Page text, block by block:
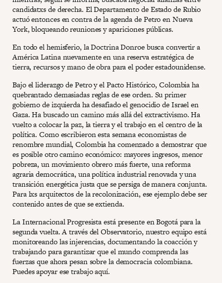
candidatxs de derecha. El Departamento de Estado de Rubio
actuó entonces en contra de la agenda de Petro en Nueva
York, bloqueando reuniones y apariciones públicas.
En todo el hemisferio, la Doctrina Donroe busca convertir a
América Latina nuevamente en una reserva estratégica de
tierra, recursos y mano de obra para el poder estadounidense.
Bajo el liderazgo de Petro y el Pacto Histórico, Colombia ha
quebrantado demasiadas reglas de ese orden. Su primer
gobierno de izquierda ha desafiado el genocidio de Israel en
Gaza. Ha buscado un camino más allá del extractivismo. Ha
vuelto a colocar la paz, la tierra y el trabajo en el centro de la
política. Como escribieron esta semana economistas de
renombre mundial, Colombia ha comenzado a demostrar que
es posible otro camino económico: mayores ingresos, menor
pobreza, un movimiento obrero más fuerte, una reforma
agraria democrática, una política industrial renovada y una
transición energética justa que se persiga de manera conjunta.
Para lxs arquitectos de la recolonización, ese ejemplo debe ser
contenido antes de que se extienda.
La Internacional Progresista está presente en Bogotá para la
segunda vuelta. A través del Observatorio, nuestro equipo está
monitoreando las injerencias, documentando la coacción y
trabajando para garantizar que el mundo comprenda las
fuerzas que ahora pesan sobre la democracia colombiana.
Puedes apoyar ese trabajo aquí.